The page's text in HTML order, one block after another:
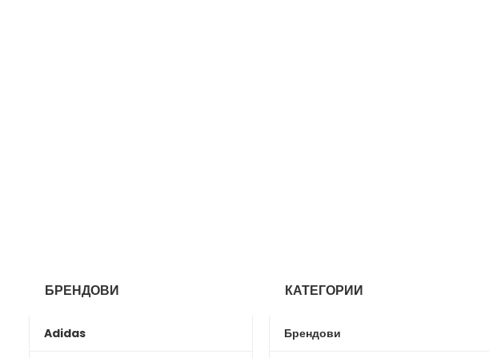
БРЕНДОВИ
Adidas
КАТЕГОРИИ
Брендови